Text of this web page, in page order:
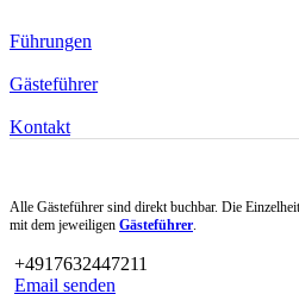
Führungen
Gästeführer
Kontakt
Alle Gästeführer sind direkt buchbar. Die
mit dem jeweiligen Gästeführer.
+4917632447211
Email senden